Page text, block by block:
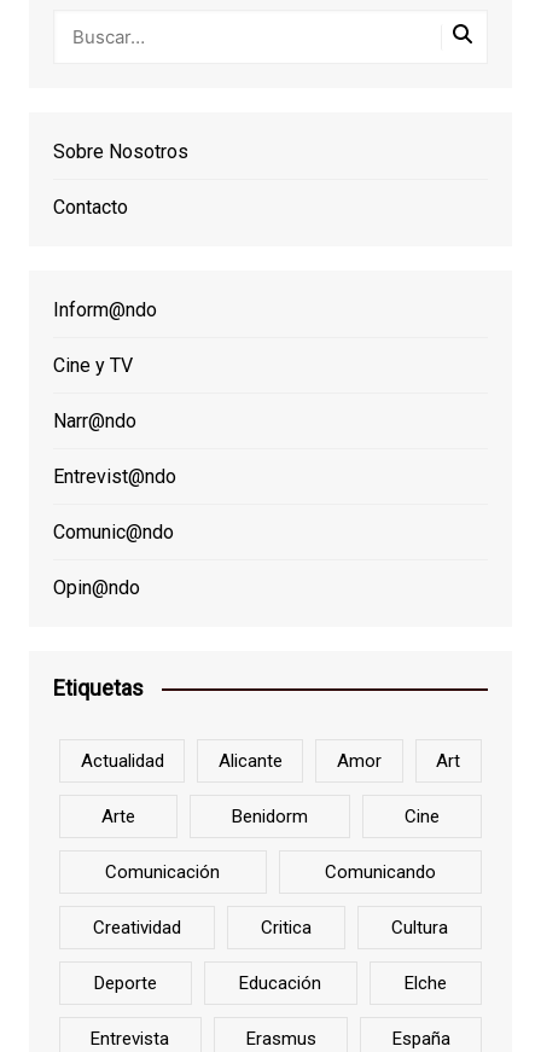
Sobre Nosotros
Contacto
Inform@ndo
Cine y TV
Narr@ndo
Entrevist@ndo
Comunic@ndo
Opin@ndo
Etiquetas
Actualidad Alicante Amor Art
Arte Benidorm Cine
Comunicación Comunicando
Creatividad Critica Cultura
Deporte Educación Elche
Entrevista Erasmus España